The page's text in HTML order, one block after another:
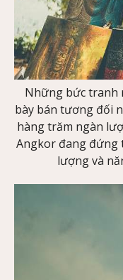
Những bức tranh
bày bán tương đối
hàng trăm ngàn
Angkor đang đứng
lượng và